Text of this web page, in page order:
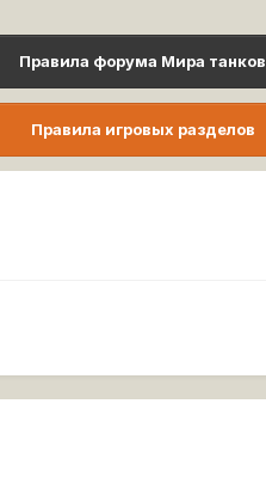
Правила форума Мира танков
Правила игровых разделов